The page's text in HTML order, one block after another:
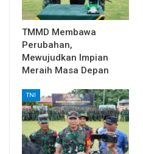
TMMD Membawa
Perubahan,
Mewujudkan Impian
Meraih Masa Depan
TNI